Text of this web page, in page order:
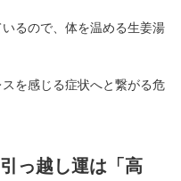
るので、体を温める生姜湯
を感じる症状へと繋がる危
っ越し運は「高